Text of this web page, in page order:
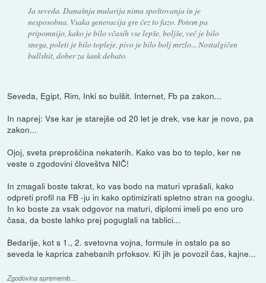
Ja seveda. Današnja mularija nima spoštovanja in je
nesposobna. Vsaka generacija gre čez to fazo. Potem pa
pripomnijo, kako je bilo včasih vse lepše, boljše, več je bilo
snega, poleti je bilo topleje, pivo je bilo bolj mrzlo... Nostalgičen
bullshit, dober za šank debato.
Seveda, Egipt, Rim, Inki so bulšit. Internet, Fb pa zakon...
In naprej: Vse kar je starejše od 20 let je drek, vse kar je novo, pa
zakon...
Ojoj, sveta preproščina nekaterih. Kako vas bo to teplo, ker ne
veste o zgodovini človeštva NIČ!
In zmagali boste takrat, ko vas bodo na maturi vprašali, kako
odpreti profil na FB -ju in kako optimizirati spletno stran na googlu.
In ko boste za vsak odgovor na maturi, diplomi imeli po eno uro
časa, da boste lahko prej poguglali na tablici...
Bedarije, kot s 1., 2. svetovna vojna, formule in ostalo pa so
seveda le kaprica zahebanih prfoksov. Ki jih je povozil čas, kajne...
Zgodovina sprememb…